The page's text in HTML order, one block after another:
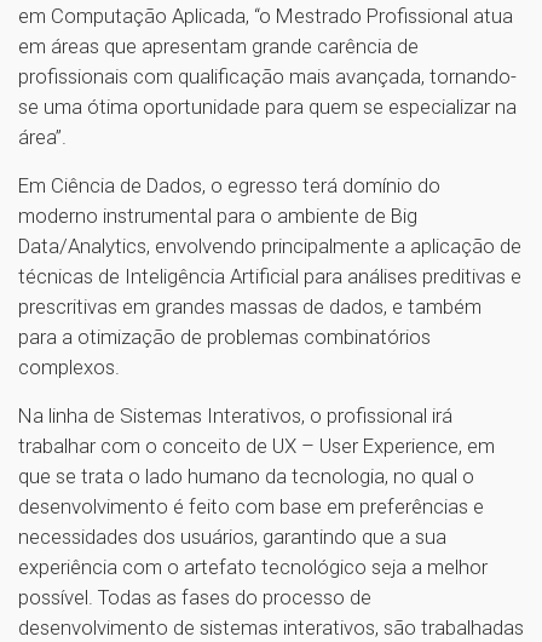
em Computação Aplicada, “o Mestrado Profissional atua
em áreas que apresentam grande carência de
profissionais com qualificação mais avançada, tornando-
se uma ótima oportunidade para quem se especializar na
área”.
Em Ciência de Dados, o egresso terá domínio do
moderno instrumental para o ambiente de Big
Data/Analytics, envolvendo principalmente a aplicação de
técnicas de Inteligência Artificial para análises preditivas e
prescritivas em grandes massas de dados, e também
para a otimização de problemas combinatórios
complexos.
Na linha de Sistemas Interativos, o profissional irá
trabalhar com o conceito de UX – User Experience, em
que se trata o lado humano da tecnologia, no qual o
desenvolvimento é feito com base em preferências e
necessidades dos usuários, garantindo que a sua
experiência com o artefato tecnológico seja a melhor
possível. Todas as fases do processo de
desenvolvimento de sistemas interativos, são trabalhadas